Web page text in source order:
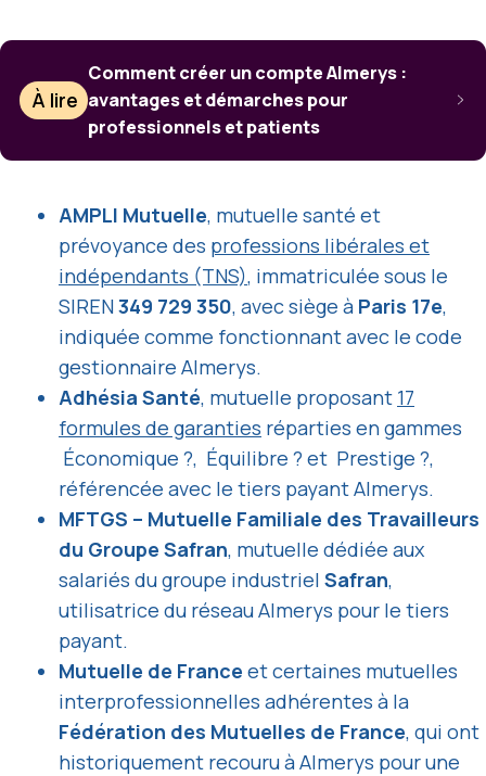
À lire
Comment créer un compte Almerys :
avantages et démarches pour
professionnels et patients
AMPLI Mutuelle, mutuelle santé et
prévoyance des professions libérales et
indépendants (TNS), immatriculée sous le
SIREN349 729 350, avec siège à Paris 17e,
indiquée comme fonctionnant avec le code
gestionnaire Almerys.
Adhésia Santé, mutuelle proposant 17
formules de garanties réparties en gammes
Économique ?, Équilibre ? et Prestige ?,
référencée avec le tiers payant Almerys.
MFTGS – Mutuelle Familiale des Travailleurs
du Groupe Safran, mutuelle dédiée aux
salariés du groupe industriel Safran,
utilisatrice du réseau Almerys pour le tiers
payant.
Mutuelle de France et certaines mutuelles
interprofessionnelles adhérentes à la
Fédération des Mutuelles de France, qui ont
historiquement recouru à Almerys pour une